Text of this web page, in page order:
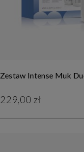
Zestaw Intense Muk
229,00 zł